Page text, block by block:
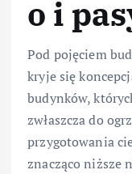
o i
Pod pojęciem
kryje się
budynków,
zwłaszcza do
przygotowania
znacząco niższe